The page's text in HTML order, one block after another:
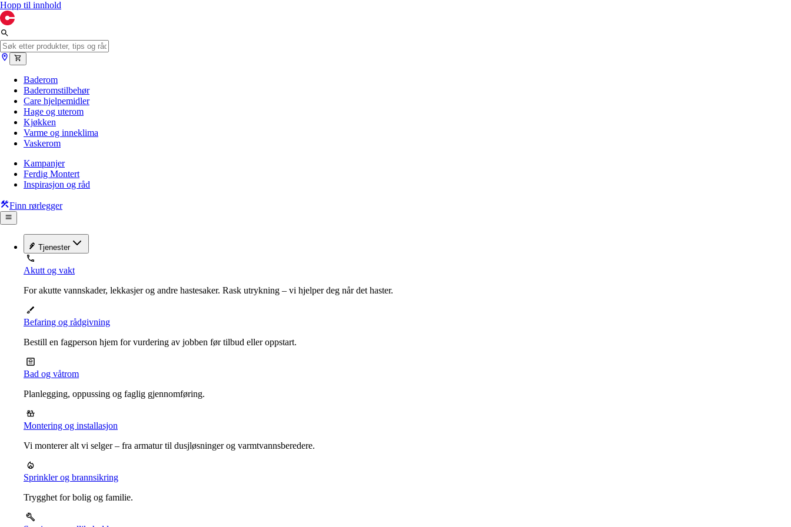
Hopp til innhold
Baderom
Baderomstilbehør
Care hjelpemidler
Hage og uterom
Kjøkken
Varme og inneklima
Vaskerom
Kampanjer
Ferdig Montert
Inspirasjon og råd
Finn rørlegger
Tjenester
Akutt og vakt
For akutte vannskader, lekkasjer og andre hastesaker. Rask utrykning – vi hjelper deg når det haster.
Befaring og rådgivning
Bestill en fagperson hjem for vurdering av jobben før tilbud eller oppstart.
Bad og våtrom
Planlegging, oppussing og faglig gjennomføring.
Montering og installasjon
Vi monterer alt vi selger – fra armatur til dusjløsninger og varmtvannsberedere.
Sprinkler og brannsikring
Trygghet for bolig og familie.